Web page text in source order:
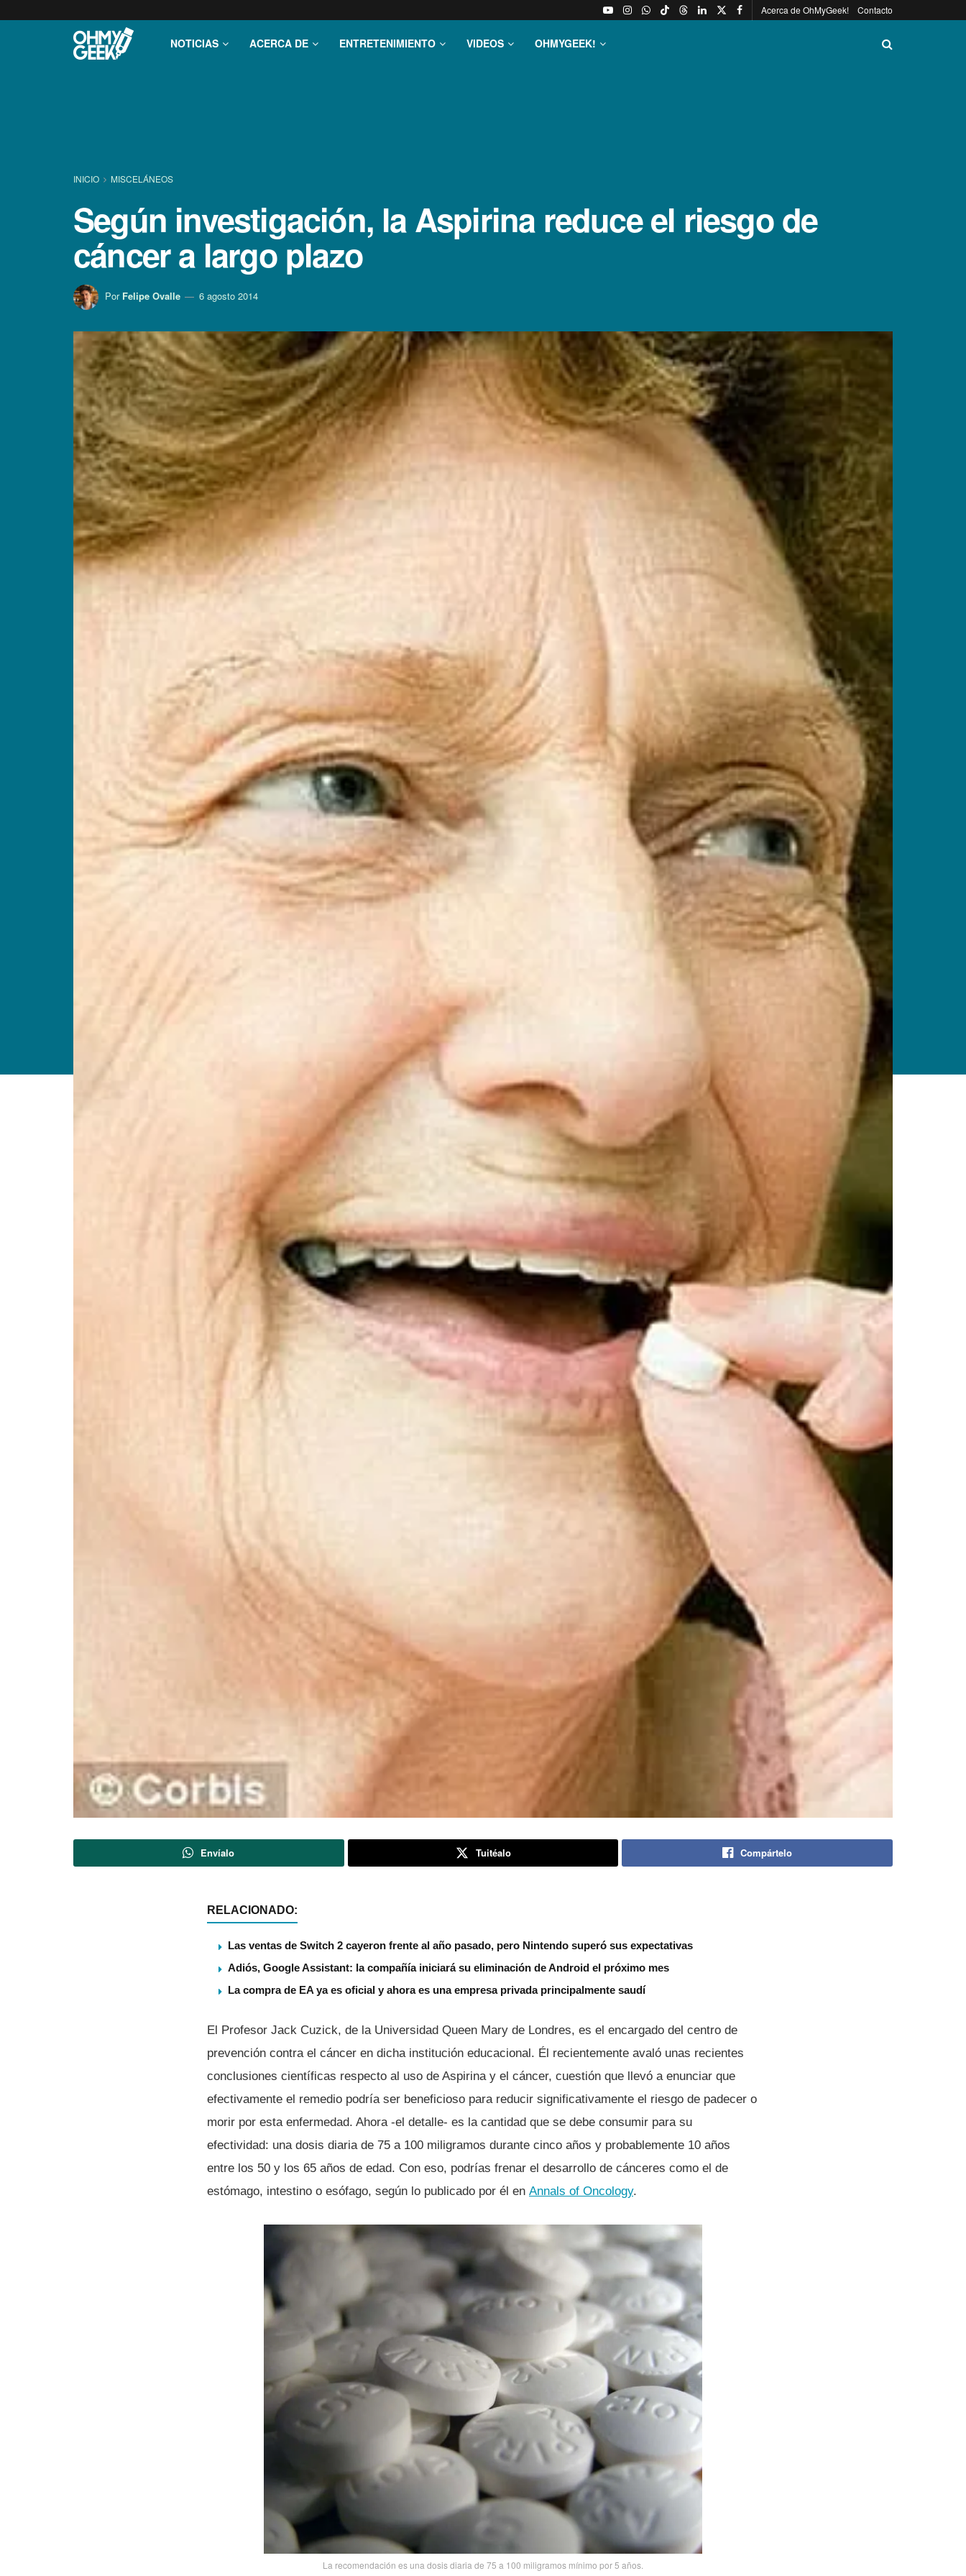
Acerca de OhMyGeek! Contacto
NOTICIAS ACERCA DE ENTRETENIMIENTO VIDEOS OHMYGEEK!
INICIO MISCELÁNEOS
Según investigación, la Aspirina reduce el riesgo de
cáncer a largo plazo
Por Felipe Ovalle 6 agosto 2014
Envíalo Tuitéalo Compártelo
RELACIONADO:
Las ventas de Switch 2 cayeron frente al año pasado, pero Nintendo superó sus expectativas
Adiós, Google Assistant: la compañía iniciará su eliminación de Android el próximo mes
La compra de EA ya es oficial y ahora es una empresa privada principalmente saudí
El Profesor Jack Cuzick, de la Universidad Queen Mary de Londres, es el encargado del centro de
prevención contra el cáncer en dicha institución educacional. Él recientemente avaló unas recientes
conclusiones cientí­ficas respecto al uso de Aspirina y el cáncer, cuestión que llevó a enunciar que
efectivamente el remedio podrí­a ser beneficioso para reducir significativamente el riesgo de padecer o
morir por esta enfermedad. Ahora -el detalle- es la cantidad que se debe consumir para su
efectividad: una dosis diaria de 75 a 100 miligramos durante cinco años y probablemente 10 años
entre los 50 y los 65 años de edad. Con eso, podrí­as frenar el desarrollo de cánceres como el de
estómago, intestino o esófago, según lo publicado por él en Annals of Oncology.
La recomendación es una dosis diaria de 75 a 100 miligramos mí­nimo por 5 años.